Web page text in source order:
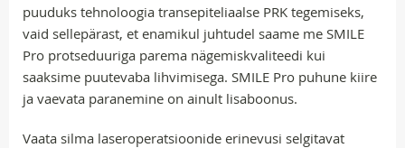
puuduks tehnoloogia transepiteliaalse PRK tegemiseks,
vaid sellepärast, et enamikul juhtudel saame me SMILE
Pro protseduuriga parema nägemiskvaliteedi kui
saaksime puutevaba lihvimisega. SMILE Pro puhune kiire
ja vaevata paranemine on ainult lisaboonus.
Vaata silma laseroperatsioonide erinevusi selgitavat